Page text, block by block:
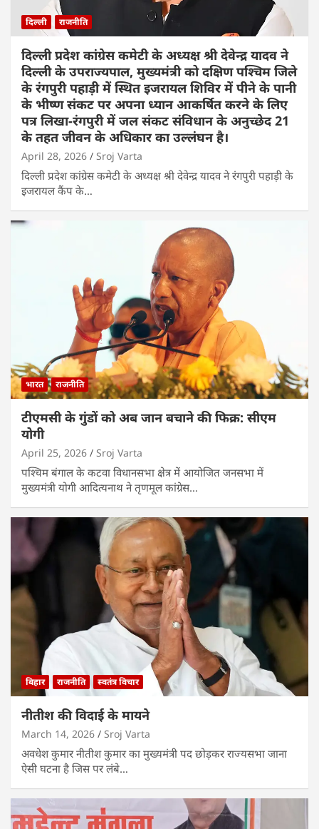
दिल्ली राजनीति
दिल्ली प्रदेश कांग्रेस कमेटी के अध्यक्ष श्री देवेन्द्र यादव ने
दिल्ली के उपराज्यपाल, मुख्यमंत्री को दक्षिण पश्चिम जिले
के रंगपुरी पहाड़ी में स्थित इजरायल शिविर में पीने के पानी
के भीष्ण संकट पर अपना ध्यान आकर्षित करने के लिए
पत्र लिखा-रंगपुरी में जल संकट संविधान के अनुच्छेद 21
के तहत जीवन के अधिकार का उल्लंघन है।
April 28, 2026 Sroj Varta
दिल्ली प्रदेश कांग्रेस कमेटी के अध्यक्ष श्री देवेन्द्र यादव ने रंगपुरी पहाड़ी के
इजरायल कैंप के…
भारत राजनीति
टीएमसी के गुंडों को अब जान बचाने की फिक्र: सीएम
योगी
April 25, 2026 Sroj Varta
पश्चिम बंगाल के कटवा विधानसभा क्षेत्र में आयोजित जनसभा में
मुख्यमंत्री योगी आदित्यनाथ ने तृणमूल कांग्रेस…
बिहार राजनीति स्वतंत्र विचार
नीतीश की विदाई के मायने
March 14, 2026 Sroj Varta
अवधेश कुमार नीतीश कुमार का मुख्यमंत्री पद छोड़कर राज्यसभा जाना
ऐसी घटना है जिस पर लंबे…